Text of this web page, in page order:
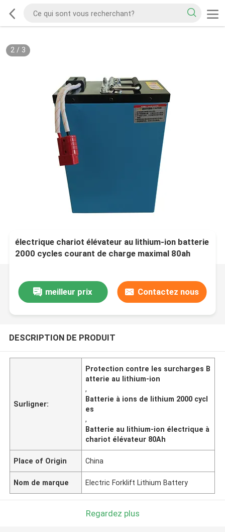
2/ 3
électrique chariot élévateur au lithium-ion batterie
2000 cycles courant de charge maximal 80ah
meilleur prix Contactez nous
DESCRIPTION DE PRODUIT
Surligner:
Protection contre les surcharges B
atterie au lithium-ion
,
Batterie à ions de lithium 2000 cycl
es
,
Batterie au lithium-ion électrique à
chariot élévateur 80Ah
Place of Origin China
Nom de marque Electric Forklift Lithium Battery
Regardez plus